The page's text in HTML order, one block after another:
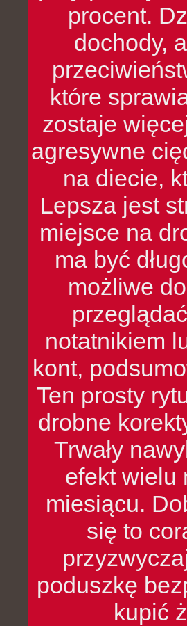
procent.
dochody,
które
zostaje
agresywne
na diecie,
Lepsza jest
miejsce na
ma być
możliwe
notatnikiem
kont,
Ten prosty
drobne
Trwały
efekt wielu
miesiącu.
się to
poduszkę
kupić